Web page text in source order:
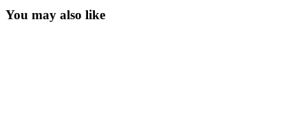
You may also like